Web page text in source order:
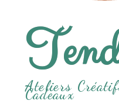
Ateliers
Cadeaux